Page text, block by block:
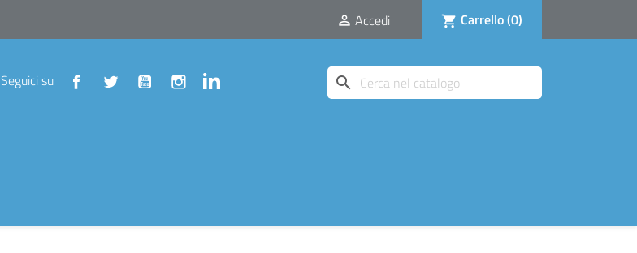
 Accedi shopping_cart Carrello(0)
Seguici su Facebook Twitter YouTube Instagram search